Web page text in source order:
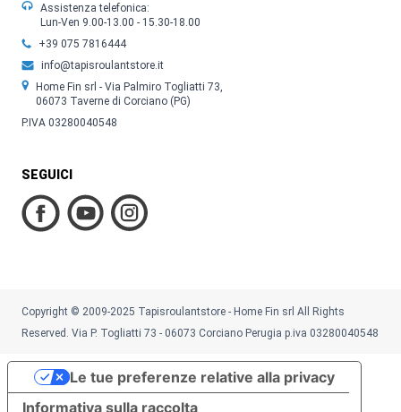
Assistenza telefonica:
Lun-Ven 9.00-13.00 - 15.30-18.00
+39 075 7816444
info@tapisroulantstore.it
Home Fin srl - Via Palmiro Togliatti 73,
06073 Taverne di Corciano (PG)
P.IVA 03280040548
SEGUICI
Copyright © 2009-2025 Tapisroulantstore - Home Fin srl All Rights
Reserved. Via P. Togliatti 73 - 06073 Corciano Perugia p.iva 03280040548
Informativa sulla raccolta
Le tue preferenze relative alla privacy